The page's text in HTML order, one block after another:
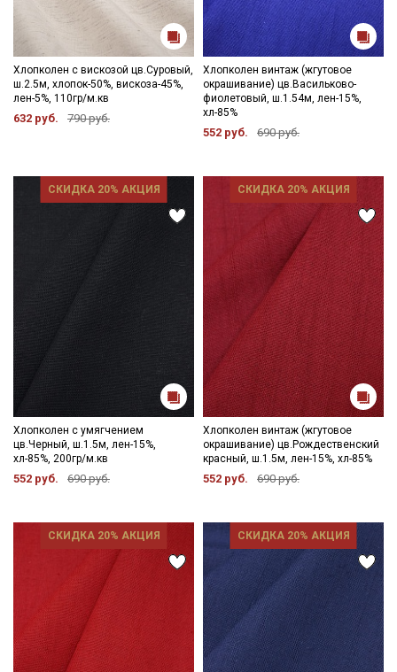
Хлопколен с вискозой цв.Суровый,
ш.2.5м, хлопок-50%, вискоза-45%,
лен-5%, 110гр/м.кв
632 руб. 790 руб.
Хлопколен винтаж (жгутовое
окрашивание) цв.Васильково-
фиолетовый, ш.1.54м, лен-15%,
хл-85%
552 руб. 690 руб.
СКИДКА 20% АКЦИЯ
Хлопколен с умягчением
цв.Черный, ш.1.5м, лен-15%,
хл-85%, 200гр/м.кв
552 руб. 690 руб.
СКИДКА 20% АКЦИЯ
Хлопколен винтаж (жгутовое
окрашивание) цв.Рождественский
красный, ш.1.5м, лен-15%, хл-85%
552 руб. 690 руб.
СКИДКА 20% АКЦИЯ СКИДКА 20% АКЦИЯ